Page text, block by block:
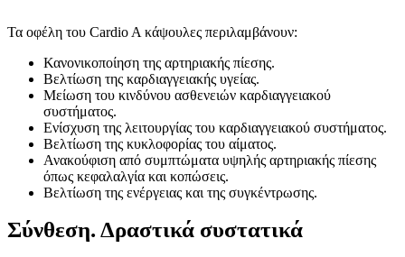
Τα οφέλη του Cardio A κάψουλες περιλαμβάνουν:
Κανονικοποίηση της αρτηριακής πίεσης.
Βελτίωση της καρδιαγγειακής υγείας.
Μείωση του κινδύνου ασθενειών καρδιαγγειακού
συστήματος.
Ενίσχυση της λειτουργίας του καρδιαγγειακού συστήματος.
Βελτίωση της κυκλοφορίας του αίματος.
Ανακούφιση από συμπτώματα υψηλής αρτηριακής πίεσης
όπως κεφαλαλγία και κοπώσεις.
Βελτίωση της ενέργειας και της συγκέντρωσης.
Σύνθεση. Δραστικά συστατικά